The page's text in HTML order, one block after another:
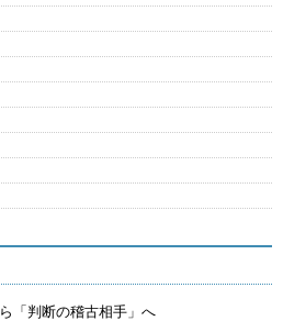
「判断の稽古相手」へ